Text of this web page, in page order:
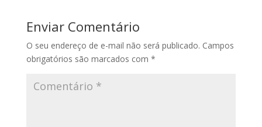
Enviar Comentário
O seu endereço de e-mail não será publicado. Campos
obrigatórios são marcados com *